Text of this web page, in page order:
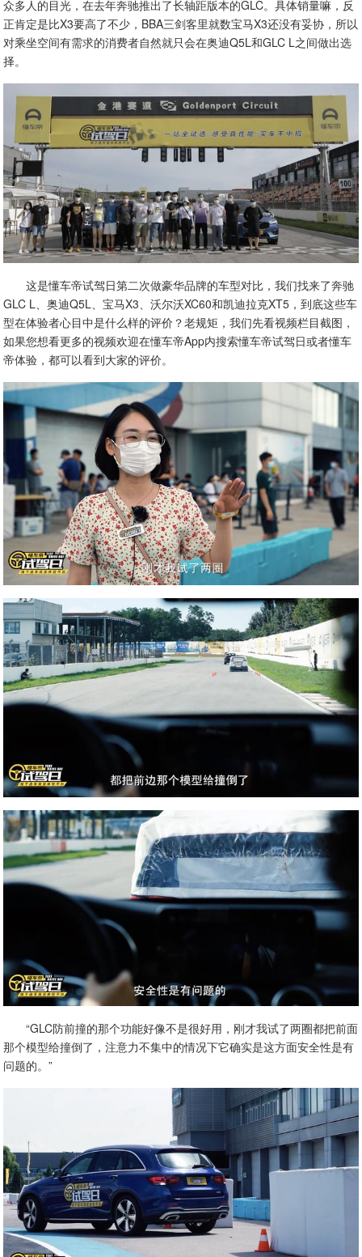
众多人的目光，在去年奔驰推出了长轴距版本的GLC。具体销量嘛，反
正肯定是比X3要高了不少，BBA三剑客里就数宝马X3还没有妥协，所以
对乘坐空间有需求的消费者自然就只会在奥迪Q5L和GLC L之间做出选
择。
这是懂车帝试驾日第二次做豪华品牌的车型对比，我们找来了奔驰
GLC L、奥迪Q5L、宝马X3、沃尔沃XC60和凯迪拉克XT5，到底这些车
型在体验者心目中是什么样的评价？老规矩，我们先看视频栏目截图，
如果您想看更多的视频欢迎在懂车帝App内搜索懂车帝试驾日或者懂车
帝体验，都可以看到大家的评价。
“GLC防前撞的那个功能好像不是很好用，刚才我试了两圈都把前面
那个模型给撞倒了，注意力不集中的情况下它确实是这方面安全性是有
问题的。”